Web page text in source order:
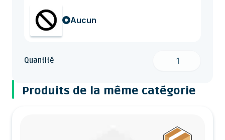
Aucun
Quantité
Produits de la même catégorie